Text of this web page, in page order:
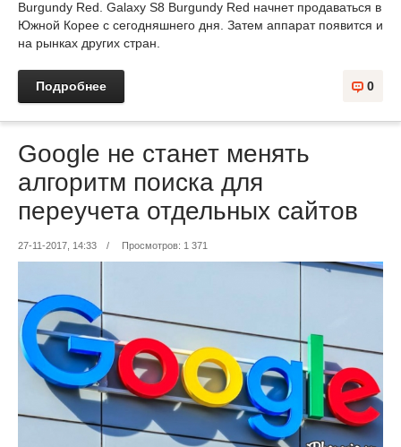
Burgundy Red. Galaxy S8 Burgundy Red начнет продаваться в
Южной Корее с сегодняшнего дня. Затем аппарат появится и
на рынках других стран.
Подробнее 0
Google не станет менять
алгоритм поиска для
переучета отдельных сайтов
27-11-2017, 14:33 / Просмотров: 1 371